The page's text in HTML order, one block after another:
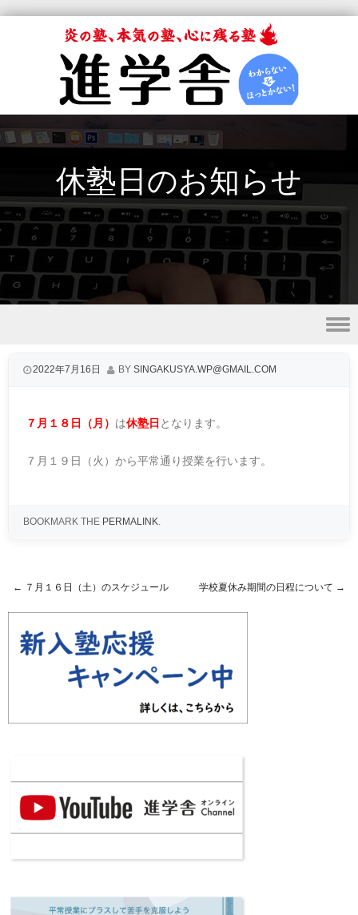
休塾日のお知らせ
2022年7月16日 BY SINGAKUSYA.WP@GMAIL.COM
７月１８日（月） は休塾日 となります。
７月１９日（火）から平常通り授業を行います。
BOOKMARK THE PERMALINK.
Post navigation
← ７月１６日（土）のスケジュール 学校夏休み期間の日程について →